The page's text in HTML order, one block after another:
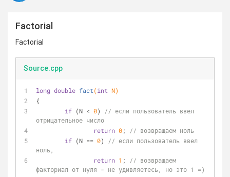
Factorial
Factorial
Source.cpp
long double fact(int N)
{
if (N < 0)
// если пользователь ввел
отрицательное число
return 0;
// возвращаем ноль
if (N == 0)
// если пользователь ввел
ноль,
return 1 ;
// возвращаем
факториал от нуля - не удивляетесь, но это 1 =)